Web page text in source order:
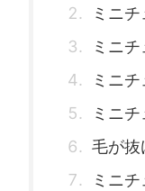
ミニ
ミニ
ミニ
ミニ
毛が抜
ミニ